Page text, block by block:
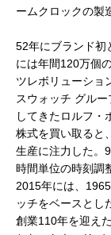
ームクロックの製
52年にブランド初
には年間120万個
ツレボリューショ
スウォッチ グル
してきたロルフ・
株式を買い取ると
生産に注力した。
時間単位の時刻調
2015年には、
ッチをベースとし
創業110年を迎え